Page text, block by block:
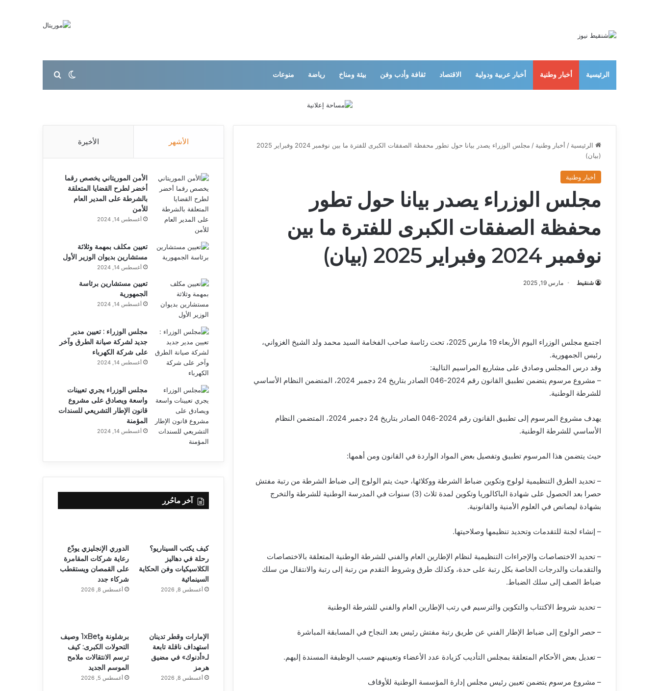
الرئيسية أخبار وطنية أخبار عربية ودولية الاقتصاد ثقافة وأدب وفن بيئة ومناخ رياضة منوعات الوضع المظلم
بحث عن
الرئيسية / أخبار وطنية /
مجلس الوزراء يصدر بيانا حول تطور محفظة الصفقات الكبرى للفترة ما بين نوفمبر 2024 وفبراير 2025
(بيان)
أخبار وطنية
مجلس الوزراء يصدر بيانا حول تطور
محفظة الصفقات الكبرى للفترة ما بين
نوفمبر 2024 وفبراير 2025 (بيان)
شنقيط مارس 19, 2025
اجتمع مجلس الوزراء اليوم الأربعاء 19 مارس 2025، تحت رئاسة صاحب الفخامة السيد محمد ولد الشيخ الغزواني،
رئيس الجمهورية.
وقد درس المجلس وصادق على مشاريع المراسيم التالية:
– مشروع مرسوم يتضمن تطبيق القانون رقم 2024-046 الصادر بتاريخ 24 دجمبر 2024، المتضمن النظام الأساسي
للشرطة الوطنية.
يهدف مشروع المرسوم إلى تطبيق القانون رقم 2024-046 الصادر بتاريخ 24 دجمبر 2024، المتضمن النظام
الأساسي للشرطة الوطنية.
حيث يتضمن هذا المرسوم تطبيق وتفصيل بعض المواد الواردة في القانون ومن أهمها:
– تحديد الطرق التنظيمية لولوج وتكوين ضباط الشرطة ووكلائها، حيث يتم الولوج إلى ضباط الشرطة من رتبة مفتش
حصرا بعد الحصول على شهادة الباكالوريا وتكوين لمدة ثلاث (3) سنوات في المدرسة الوطنية للشرطة والتخرج
بشهادة ليصانص في العلوم الأمنية والقانونية.
– إنشاء لجنة للتقدمات وتحديد تنظيمها وصلاحيتها.
– تحديد الاختصاصات والإجراءات التنظيمية لنظام الإطارين العام والفني للشرطة الوطنية المتعلقة بالاختصاصات
والتقدمات والدرجات الخاصة بكل رتبة على حدة، وكذلك طرق وشروط التقدم من رتبة إلى رتبة والانتقال من سلك
ضباط الصف إلى سلك الضباط.
– تحديد شروط الاكتتاب والتكوين والترسيم في رتب الإطارين العام والفني للشرطة الوطنية
– حصر الولوج إلى ضباط الإطار الفني عن طريق رتبة مفتش رئيس بعد النجاح في المسابقة المباشرة
– تعديل بعض الأحكام المتعلقة بمجلس التأديب كزيادة عدد الأعضاء وتعيينهم حسب الوظيفة المسندة إليهم.
– مشروع مرسوم يتضمن تعيين رئيس مجلس إدارة المؤسسة الوطنية للأوقاف
الأشهر الأخيرة
الأمن الموريتاني يخصص رقما
أخضر لطرح القضايا المتعلقة
بالشرطة على المدير العام
للأمن
أغسطس 14, 2024
تعيين مكلف بمهمة وثلاثة
مستشارين بديوان الوزير الأول
أغسطس 14, 2024
تعيين مستشارين برئاسة
الجمهورية
أغسطس 14, 2024
مجلس الوزراء : تعيين مدير
جديد لشركة صيانة الطرق وآخر
على شركة الكهرباء
أغسطس 14, 2024
مجلس الوزراء يجري تعيينات
واسعة ويصادق على مشروع
قانون الإطار التشريعي للسندات
المؤمنة
أغسطس 14, 2024
آخر ماحُرر
كيف يكتب السيناريو؟
رحلة في دهاليز
الكلاسيكيات وفن الحكاية
السينمائية
أغسطس 8, 2026
الدوري الإنجليزي يودّع
رعاية شركات المقامرة
على القمصان ويستقطب
شركاء جدد
أغسطس 8, 2026
الإمارات وقطر تدينان
استهداف ناقلة تابعة
لـ«أدنوك» في مضيق
هرمز
أغسطس 8, 2026
برشلونة و1xBet وصيف
التحولات الكبرى: كيف
ترسم الانتقالات ملامح
الموسم الجديد
أغسطس 5, 2026